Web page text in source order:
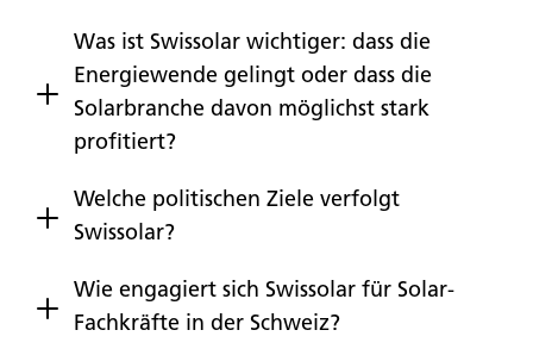
Was ist Swissolar wichtiger: dass die
Energiewende gelingt oder dass die
Solarbranche davon möglichst stark
profitiert?
Welche politischen Ziele verfolgt
Swissolar?
Wie engagiert sich Swissolar für Solar-
Fachkräfte in der Schweiz?